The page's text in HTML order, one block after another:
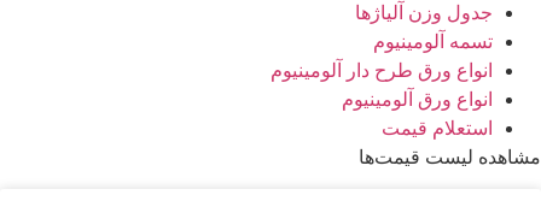
جدول وزن آلیاژها
تسمه آلومینیوم
انواع ورق طرح دار آلومینیوم
انواع ورق آلومینیوم
استعلام قیمت
مشاهده لیست قیمت‌ها